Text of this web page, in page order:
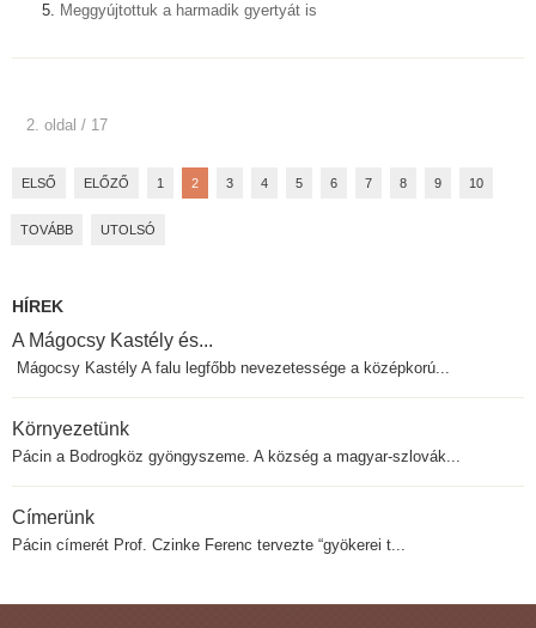
Meggyújtottuk a harmadik gyertyát is
2. oldal / 17
ELSŐ ELŐZŐ 1 2 3 4 5 6 7 8 9 10
TOVÁBB UTOLSÓ
HÍREK
A Mágocsy Kastély és...
Mágocsy Kastély A falu legfőbb nevezetessége a középkorú...
Környezetünk
Pácin a Bodrogköz gyöngyszeme. A község a magyar-szlovák...
Címerünk
Pácin címerét Prof. Czinke Ferenc tervezte “gyökerei t...